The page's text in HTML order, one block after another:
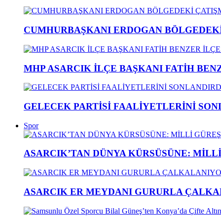
CUMHURBAŞKANI ERDOGAN
MHP ASARCIK İLÇE BAŞKANI FATİH
GELECEK PARTİSİ FAALİYETLERİNİ
Spor
ASARCIK’TAN DÜNYA KÜRSÜSÜNE:
ASARCIK ER MEYDANI GURURLA